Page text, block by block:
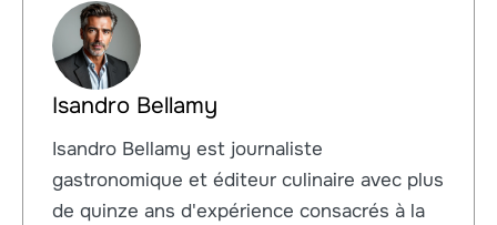
Isandro Bellamy
Isandro Bellamy est journaliste
gastronomique et éditeur culinaire avec plus
de quinze ans d'expérience consacrés à la